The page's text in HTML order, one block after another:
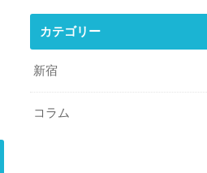
カテゴリー
新宿
コラム